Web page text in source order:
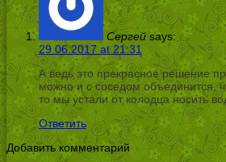
Сергей says:
29.06.2017 at 21:31
А ведь это прекрасное решение
можно и с соседом объединится,
то мы устали от колодца носить
Ответить
Добавить комментарий